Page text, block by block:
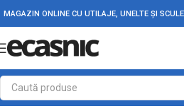
MAGAZIN ONLINE CU UTILAJE, UNELTE ȘI
Prima pagină Scule - Unelte Chei, capete